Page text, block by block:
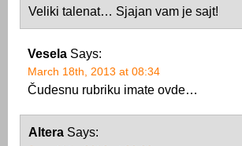
Veliki talenat… Sjajan vam je sajt!
Vesela Says:
March 18th, 2013 at 08:34
Čudesnu rubriku imate ovde…
Altera Says: